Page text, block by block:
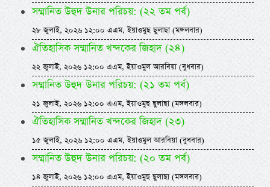
সম্মানিত উহুদ উনার পরিচয়: (২২ তম পর্ব)
২৮ জুলাই, ২০২৬ ১২:০০ এএম, ইয়াওমুছ ছুলাছা (মঙ্গলবার)
ঐতিহাসিক সম্মানিত খন্দকের জিহাদ (২৪)
২২ জুলাই, ২০২৬ ১২:০০ এএম, ইয়াওমুল আরবিয়া (বুধবার)
সম্মানিত উহুদ উনার পরিচয়: (২১ তম পর্ব)
২১ জুলাই, ২০২৬ ১২:০০ এএম, ইয়াওমুছ ছুলাছা (মঙ্গলবার)
ঐতিহাসিক সম্মানিত খন্দকের জিহাদ (২৩)
১৫ জুলাই, ২০২৬ ১২:০০ এএম, ইয়াওমুল আরবিয়া (বুধবার)
সম্মানিত উহুদ উনার পরিচয়: (২০ তম পর্ব)
১৪ জুলাই, ২০২৬ ১২:০০ এএম, ইয়াওমুছ ছুলাছা (মঙ্গলবার)